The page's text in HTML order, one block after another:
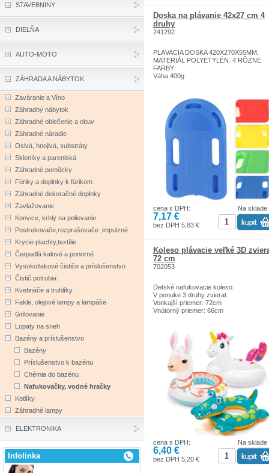
Doska na plávanie 42x27 cm 4
druhy
241292
PLÁVACIA DOSKA 420X270X55MM,
MATERIÁL POLYETYLÉN. 4 RÔZNE
FARBY
Váha 400g
Na sklade
cena s DPH:
7,17 €
bez DPH 5,83 €
Koleso plávacie veľké 3D
72 cm
702053
Detské nafukovacie koleso.
V ponuke 3 druhy zvierat.
Vonkajší priemer: 72cm
Vnútorný priemer: 66cm
Na sklade
cena s DPH:
6,40 €
bez DPH 5,20 €
STAVEBNINY
DIELŇA
AUTO-MOTO
ZÁHRADA A NÁBYTOK
Zaváranie a Víno
Záhradný nábytok
Záhradné oblečenie a obuv
Záhradné náradie
Osivá, hnojivá, substráty
Skleníky a pareniská
Záhradné pomôcky
Fúriky a doplnky k fúrikom
Záhradné dekoračné doplnky
Zavlažovanie
Konvice, krhly na polievanie
Postrekovače,rozprašovače ,impulzné
Krycie plachty,textílie
Čerpadlá kalové a ponorné
Vysokotlakové čističe a príslušenstvo
Čistič potrubia
Kvetináče a truhlíky
Fakle, olejové lampy a lampáše
Grilovanie
Lopaty na sneh
Bazény a príslušenstvo
Bazény
Príslušenstvo k bazénu
Chémia do bazénu
Nafukovačky, vodné hračky
Kotlíky
Záhradné lampy
ELEKTRONIKA
Infolinka